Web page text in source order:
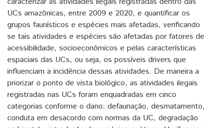
UCs amazônicas, entre 2009 e 2020, e quantificar os
grupos faunísticos e espécies mais afetadas, verificando
se tais atividades e espécies são afetadas por fatores de
acessibilidade, socioeconômicos e pelas características
espaciais das UCs, ou seja, os possíveis drivers que
influenciam a incidência dessas atividades. De maneira a
priorizar o ponto de vista biológico, as atividades ilegais
registradas nas UCs foram enquadradas em cinco
categorias conforme o dano: defaunação, desmatamento,
conduta em desacordo com normas da UC, degradação